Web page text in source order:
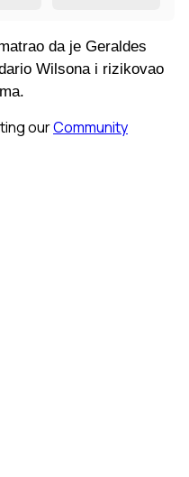
da je Geraldes
Wilsona i rizikovao